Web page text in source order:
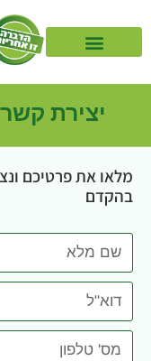
יצירת קשר
מלאו את פרטיכם
בהקדם